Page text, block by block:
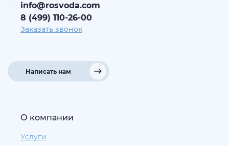
info@rosvoda.com
8 (499) 110-26-00
Заказать звонок
Написать нам
О компании
Услуги